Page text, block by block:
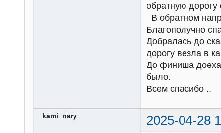
обратную дорогу
В обратном
Благополучно
Добралась до
дорогу везла в
До финиша
было.
Всем спасибо ..
kami_nary 2025-04-28